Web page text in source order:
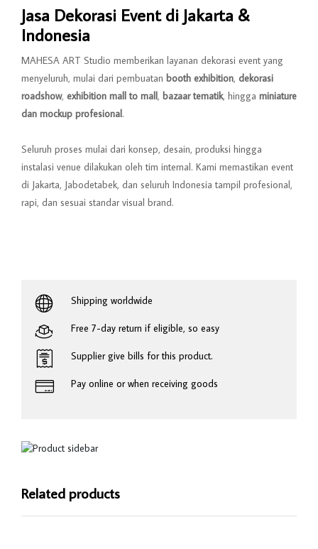
Jasa Dekorasi Event di Jakarta &
Indonesia
MAHESA ART Studio memberikan layanan dekorasi event yang
menyeluruh, mulai dari pembuatan booth exhibition, dekorasi
roadshow, exhibition mall to mall, bazaar tematik, hingga miniature
dan mockup profesional.
Seluruh proses mulai dari konsep, desain, produksi hingga
instalasi venue dilakukan oleh tim internal. Kami memastikan event
di Jakarta, Jabodetabek, dan seluruh Indonesia tampil profesional,
rapi, dan sesuai standar visual brand.
Shipping worldwide
Free 7-day return if eligible, so easy
Supplier give bills for this product.
Pay online or when receiving goods
Related products